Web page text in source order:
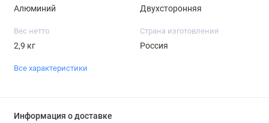
Алюминий Двухсторонняя
Вес нетто
2,9 кг
Страна изготовления
Россия
Все характеристики
Информация о доставке